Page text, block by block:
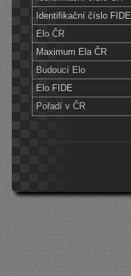
Identifikační číslo FIDE
Elo ČR
Maximum Ela ČR
Budoucí Elo
Elo FIDE
Pořadí v ČR